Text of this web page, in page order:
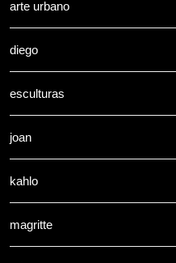
arte urbano
diego
esculturas
joan
kahlo
magritte